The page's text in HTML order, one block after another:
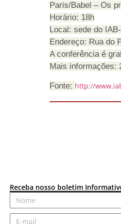
Paris/Babel – Os
Horário: 18h
Local: sede do
Endereço: Rua do
A conferência é
Mais informações:
Fonte: http://
Receba nosso boletim